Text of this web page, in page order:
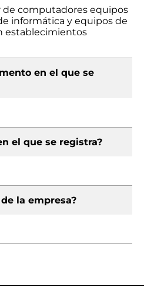
de computadores equipos
informática y equipos de
establecimientos
en el que se
el que se registra?
la empresa?